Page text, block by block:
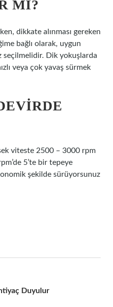
MI?
dikkate alınması gereken
bağlı olarak, uygun
seçilmelidir. Dik yokuşlarda
veya çok yavaş sürmek
viteste 2500 – 3000 rpm
5’te bir tepeye
şekilde sürüyorsunuz
Duyulur